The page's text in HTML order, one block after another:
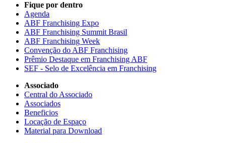
Fique por dentro
Agenda
ABF Franchising Expo
ABF Franchising Summit Brasil
ABF Franchising Week
Convenção do ABF Franchising
Prêmio Destaque em Franchising ABF
SEF - Selo de Excelência em Franchising
Associado
Central do Associado
Associados
Beneficios
Locação de Espaço
Material para Download